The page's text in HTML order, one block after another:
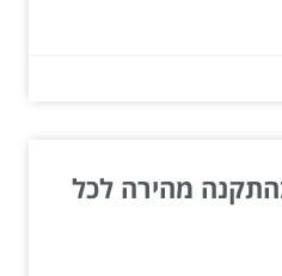
מהירה לכל